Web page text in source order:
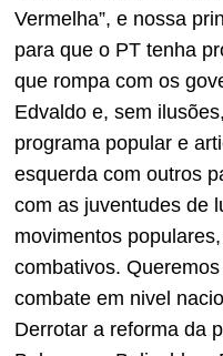
Vermelha”, e nossa
para que o PT tenha
que rompa com os
Edvaldo e, sem
programa popular e
esquerda com outros
com as juventudes de
movimentos
combativos.
combate em nivel
Derrotar a reforma da